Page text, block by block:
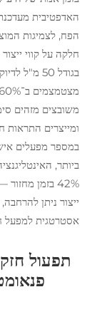
האדפטיבית
הפח, לצמיגות
חלקה על קווי
משובצים מזהים
ומייצרים התראות
ביותר,
42% בזמן
ייצור ניתן
אסטרטגית למפעל
תפעול